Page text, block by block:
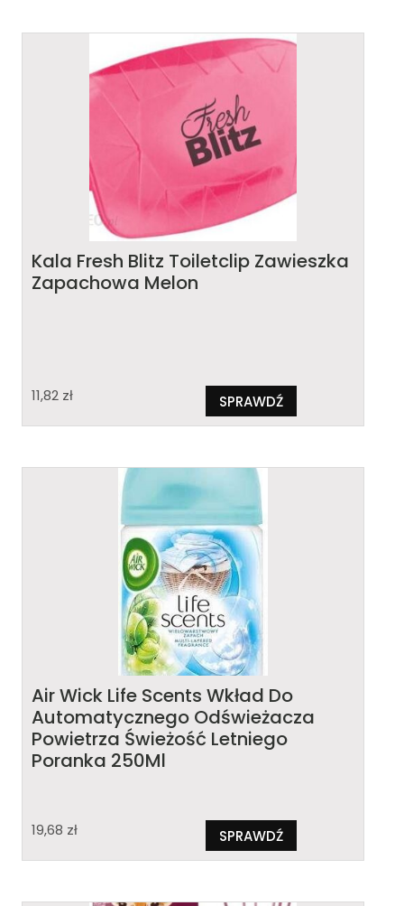
Kala Fresh Blitz Toiletclip Zawieszka
Zapachowa Melon
11,82 zł SPRAWDŹ
Air Wick Life Scents Wkład Do
Automatycznego Odświeżacza
Powietrza Świeżość Letniego
Poranka 250Ml
19,68 zł SPRAWDŹ